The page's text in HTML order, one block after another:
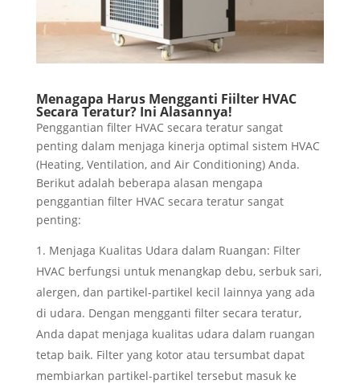
Menagapa Harus Mengganti Fiilter HVAC
Secara Teratur? Ini Alasannya!
Penggantian filter HVAC secara teratur sangat
penting dalam menjaga kinerja optimal sistem HVAC
(Heating, Ventilation, and Air Conditioning) Anda.
Berikut adalah beberapa alasan mengapa
penggantian filter HVAC secara teratur sangat
penting:
Menjaga Kualitas Udara dalam Ruangan: Filter
HVAC berfungsi untuk menangkap debu, serbuk sari,
alergen, dan partikel-partikel kecil lainnya yang ada
di udara. Dengan mengganti filter secara teratur,
Anda dapat menjaga kualitas udara dalam ruangan
tetap baik. Filter yang kotor atau tersumbat dapat
membiarkan partikel-partikel tersebut masuk ke